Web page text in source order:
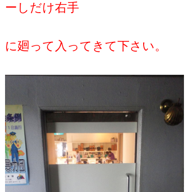
ーしだけ右手
に廻って入ってきて下さい。